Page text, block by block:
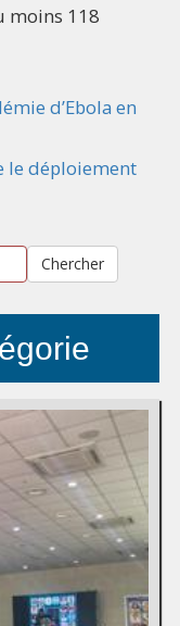
moins 118
d’Ebola en
le déploiement
Chercher